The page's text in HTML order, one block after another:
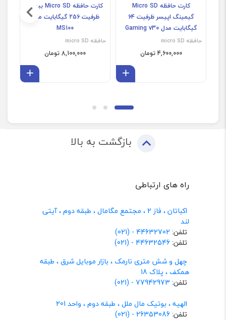
کارت حافظه Micro SD
گیمینگ اپیسر ظرفیت 64
گیگابایت مدل Gaming v30
حافظه micro SD
4,600,000 تومان
کارت حافظه Micro SD بیوین
ظرفیت 256 گیگابایت مدل
MS100
حافظه micro SD
8,100,000 تومان
بازگشت به بالا
راه های ارتباطی
اکباتان ، فاز 2 ، مجتمع مگامال ، طبقه دوم ، آیتی
لند
تلفن: 44632702 - (021)
تلفن:44632546 - (021)
چهل و شش متری نارمک ، بازار موبایل شرق ، طبقه
همکف ، پلاک 18
تلفن: 77942973 - (021)
الهیه ، بوتیک مال ملل ، طبقه دوم ، واحد 201
تلفن:26353086 - (021)